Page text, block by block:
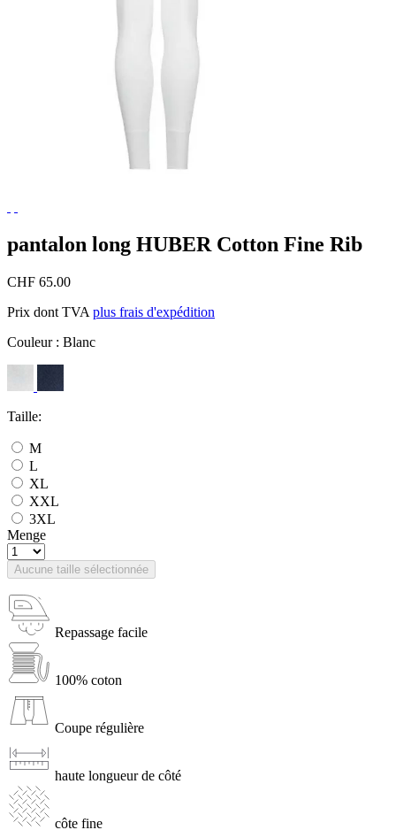
pantalon long HUBER Cotton Fine Rib
CHF 65.00
Prix dont TVA plus frais d'expédition
Couleur : Blanc
Taille:
M
L
XL
XXL
3XL
Menge
Aucune taille sélectionnée
Repassage facile
100% coton
Coupe régulière
haute longueur de côté
côte fine